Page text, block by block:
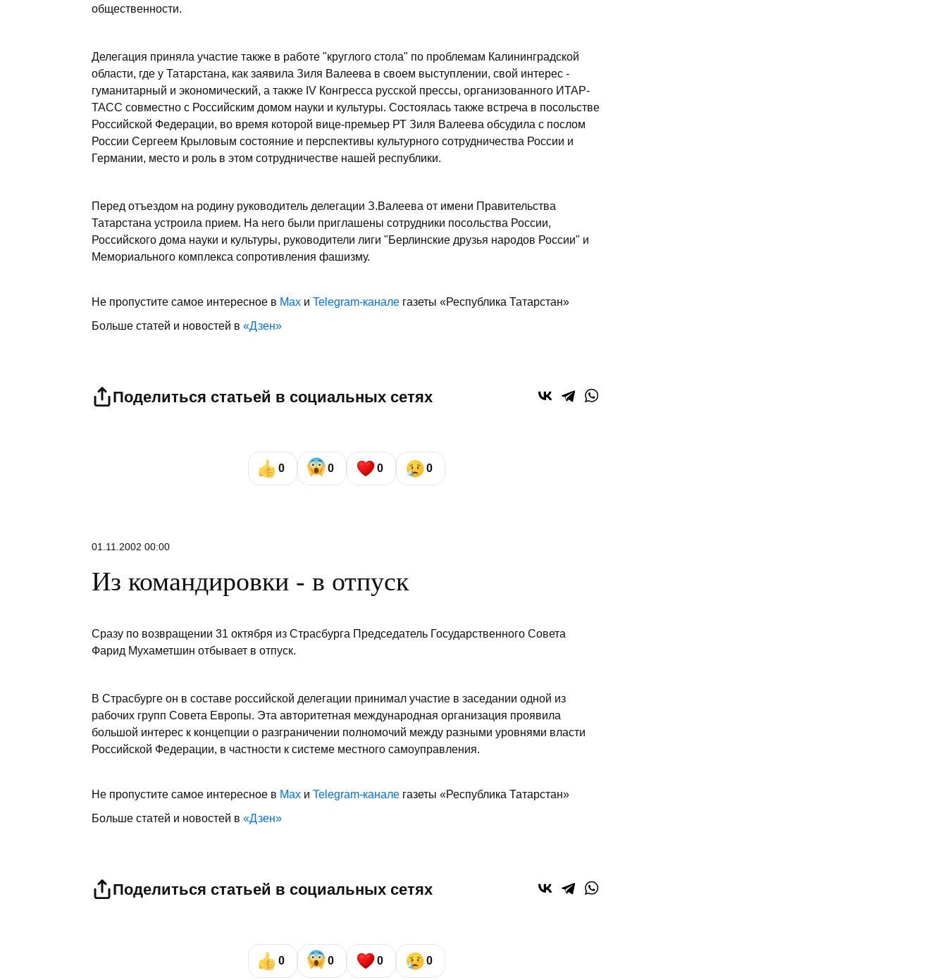
общественности.
Делегация приняла участие также в работе "круглого стола" по проблемам Калининградской
области, где у Татарстана, как заявила Зиля Валеева в своем выступлении, свой интерес -
гуманитарный и экономический, а также IV Конгресса русской прессы, организованного ИТАР-
ТАСС совместно с Российским домом науки и культуры. Состоялась также встреча в посольстве
Российской Федерации, во время которой вице-премьер РТ Зиля Валеева обсудила с послом
России Сергеем Крыловым состояние и перспективы культурного сотрудничества России и
Германии, место и роль в этом сотрудничестве нашей республики.
Перед отъездом на родину руководитель делегации З.Валеева от имени Правительства
Татарстана устроила прием. На него были приглашены сотрудники посольства России,
Российского дома науки и культуры, руководители лиги "Берлинские друзья народов России" и
Мемориального комплекса сопротивления фашизму.
Не пропустите самое интересное в Max и Telegram-канале газеты «Республика Татарстан»
Больше статей и новостей в «Дзен»
Поделиться статьей в социальных сетях
0 0 0 0
01.11.2002 00:00
Из командировки - в отпуск
Сразу по возвращении 31 октября из Страсбурга Председатель Государственного Совета
Фарид Мухаметшин отбывает в отпуск.
В Страсбурге он в составе российской делегации принимал участие в заседании одной из
рабочих групп Совета Европы. Эта авторитетная международная организация проявила
большой интерес к концепции о разграничении полномочий между разными уровнями власти
Российской Федерации, в частности к системе местного самоуправления.
Не пропустите самое интересное в Max и Telegram-канале газеты «Республика Татарстан»
Больше статей и новостей в «Дзен»
Поделиться статьей в социальных сетях
0 0 0 0